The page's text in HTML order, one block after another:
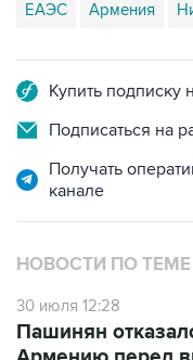
Подписаться на
Получать
НОВОСТИ ПО ТЕМЕ
30 июля 12:28
Армению перед